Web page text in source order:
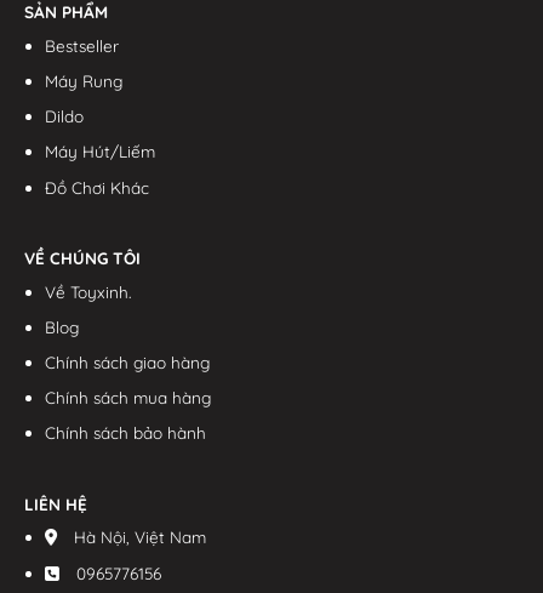
SẢN PHẨM
Bestseller
Máy Rung
Dildo
Máy Hút/Liếm
Đồ Chơi Khác
VỀ CHÚNG TÔI
Về Toyxinh.
Blog
Chính sách giao hàng
Chính sách mua hàng
Chính sách bảo hành
LIÊN HỆ
Hà Nội, Việt Nam
0965776156